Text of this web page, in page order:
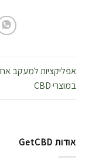
אפליקציות למעקב
במוצרי CBD
אודות GetCBD